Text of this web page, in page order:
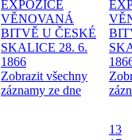
EXPOZICE
VĚNOVANÁ
BITVĚ U ČESKÉ
SKALICE 28. 6.
1866
Zobrazit všechny
záznamy ze dne
13